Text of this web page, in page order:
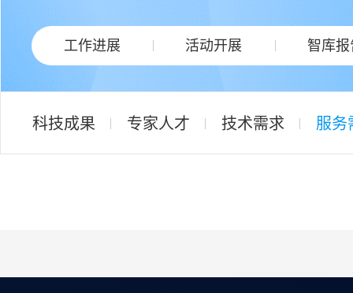
工作进展 活动开展 智库报
科技成果 专家人才 技术需求 服务